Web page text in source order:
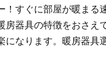
！すぐに部屋が暖まる
房器具の特徴をおさえ
になります。暖房器具